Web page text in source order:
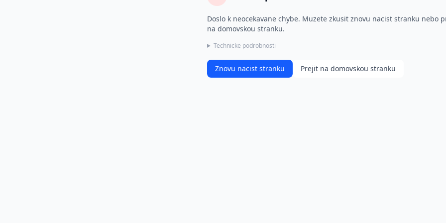
Doslo k neocekavane chybe. Muzete zkusit znovu nacist stranku nebo
na domovskou stranku.
Technicke podrobnosti
Znovu nacist stranku Prejit na domovskou stranku